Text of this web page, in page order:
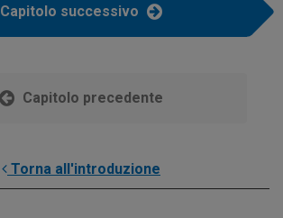
Capitolo successivo
Capitolo precedente
Torna all'introduzione